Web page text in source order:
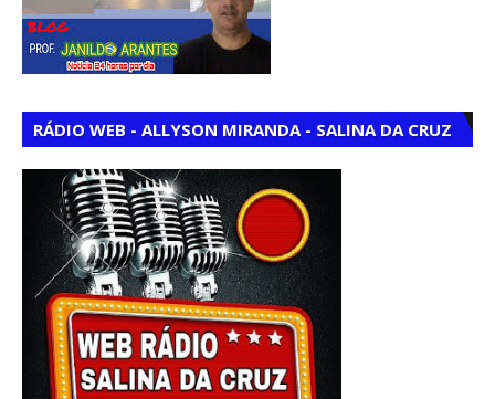
RÁDIO WEB - ALLYSON MIRANDA - SALINA DA CRUZ